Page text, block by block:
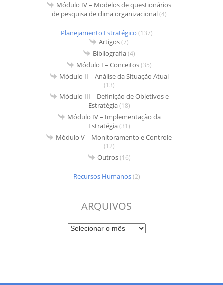
Módulo IV – Modelos de questionários
de pesquisa de clima organizacional(4)
Planejamento Estratégico (137)
Artigos(7)
Bibliografia(4)
Módulo I – Conceitos(35)
Módulo II – Análise da Situação Atual
(13)
Módulo III – Definição de Objetivos e
Estratégia(18)
Módulo IV – Implementação da
Estratégia(31)
Módulo V – Monitoramento e Controle
(12)
Outros(16)
Recursos Humanos(2)
ARQUIVOS